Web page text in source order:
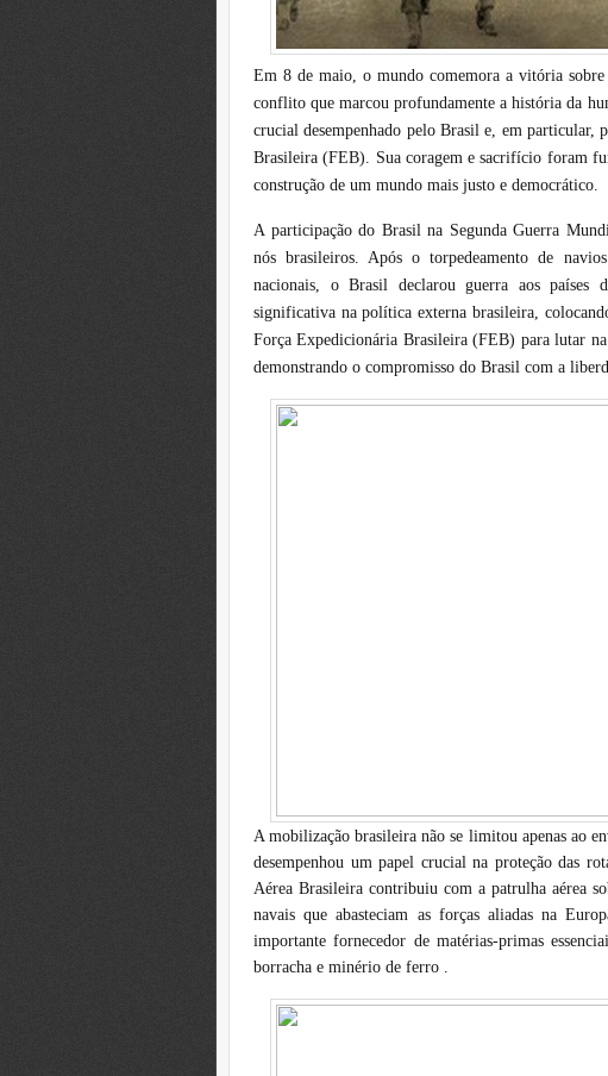
Em 8 de maio, o mundo comemora a vitória
conflito que marcou profundamente a história da
crucial desempenhado pelo Brasil e, em particular,
Brasileira (FEB). Sua coragem e sacrifício foram
construção de um mundo mais justo e democrático.
A participação do Brasil na Segunda Guerra
nós brasileiros. Após o torpedeamento de
nacionais, o Brasil declarou guerra aos
significativa na política externa brasileira,
Força Expedicionária Brasileira (FEB) para lutar
demonstrando o compromisso do Brasil com a
A mobilização brasileira não se limitou apenas ao
desempenhou um papel crucial na proteção das
Aérea Brasileira contribuiu com a patrulha aérea
navais que abasteciam as forças aliadas na
importante fornecedor de matérias-primas
borracha e minério de ferro .